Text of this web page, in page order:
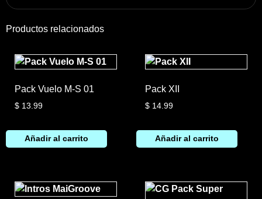
Productos relacionados
Pack Vuelo M-S 01
$ 13.99
Añadir al carrito
Pack XII
$14.99
Añadir al carrito